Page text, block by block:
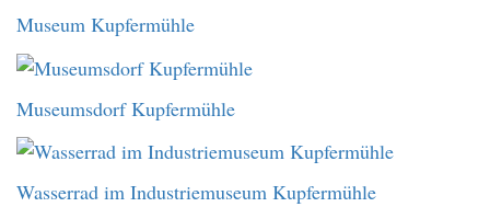
Museum Kupfermühle
Museumsdorf Kupfermühle
Wasserrad im Industriemuseum Kupfermühle